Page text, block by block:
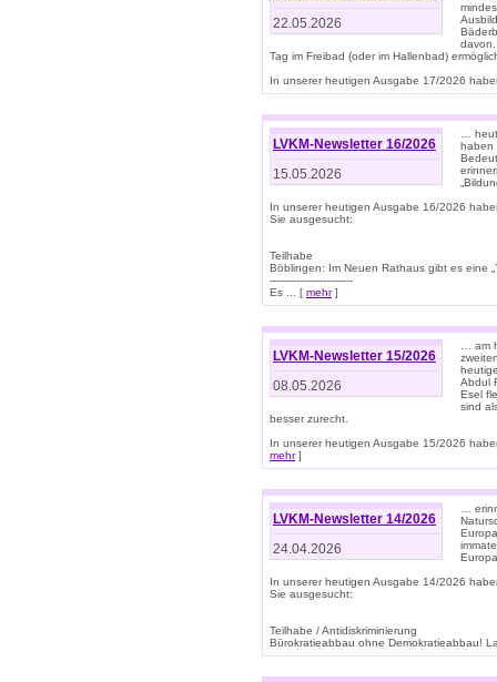
22.05.2026
davon.
Tag im Freibad (oder im Hallenbad)
In unserer heutigen Ausgabe 17/2026
LVKM-Newsletter 16/2026
15.05.2026
…
haben
In unserer heutigen Ausgabe 16/2026
Sie ausgesucht:
Teilhabe
Böblingen: Im Neuen Rathaus gibt es eine
-------------------------
Es ... [ mehr]
LVKM-Newsletter 15/2026
08.05.2026
… am
Abdul
Esel
sind
besser zurecht.
In unserer heutigen Ausgabe 15/2026
mehr]
LVKM-Newsletter 14/2026
24.04.2026
…
In unserer heutigen Ausgabe 14/2026
Sie ausgesucht:
Teilhabe / Antidiskriminierung
Bürokratieabbau ohne Demokratieabbau!